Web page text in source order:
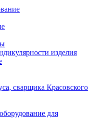
изделия
сварщика Красовского
для